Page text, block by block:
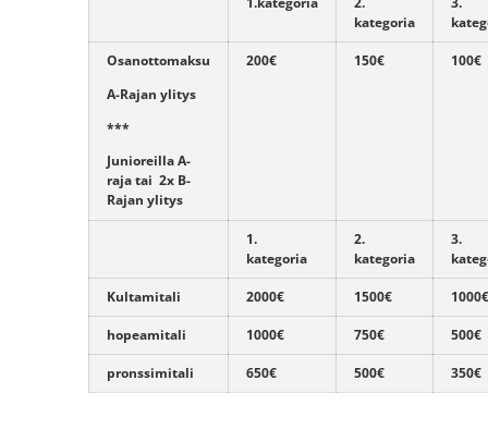
kategoria
Osanottomaksu
A-Rajan ylitys
***
JunioreillaA-
raja tai 2x B-
Rajan ylitys
200€ 150€ 100€
1.
kategoria
2.
kategoria
3.
Kultamitali 2000€ 1500€ 1000€
hopeamitali 1000€ 750€ 500€
pronssimitali 650€ 500€ 350€